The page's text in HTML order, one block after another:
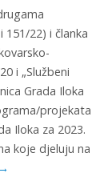
151/22) i članka
i „Službeni
Grada Iloka
projekata
Iloka za 2023.
koje djeluju na
→